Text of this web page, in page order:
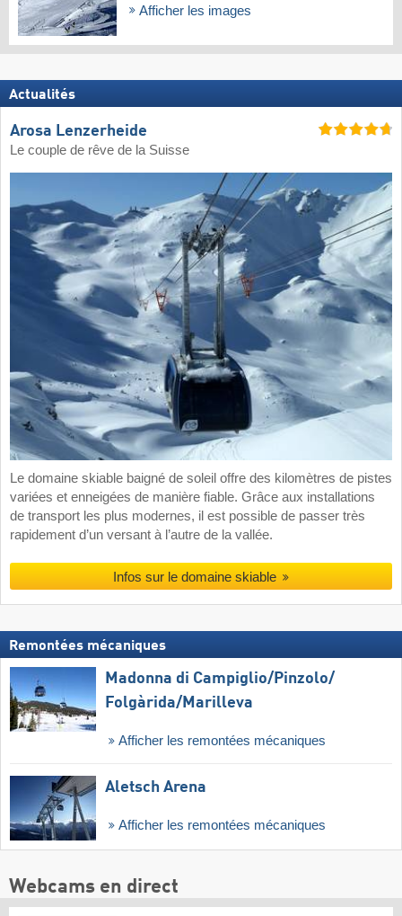
Afficher les images
Actualités
Arosa Lenzerheide
Le couple de rêve de la Suisse
Le domaine skiable baigné de soleil offre des kilomètres de pistes
variées et enneigées de manière fiable. Grâce aux installations
de transport les plus modernes, il est possible de passer très
rapidement d’un versant à l’autre de la vallée.
Infos sur le domaine skiable
Remontées mécaniques
Madonna di Campiglio/​Pinzolo/​
Folgàrida/​Marilleva
Afficher les remontées mécaniques
Aletsch Arena
Afficher les remontées mécaniques
Webcams en direct